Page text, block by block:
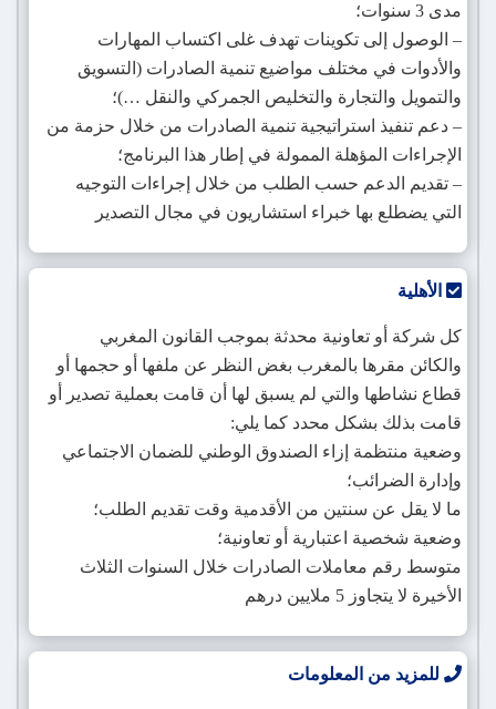
مدى 3 سنوات؛
– الوصول إلى تكوينات تهدف غلى اكتساب المهارات
والأدوات في مختلف مواضيع تنمية الصادرات (التسويق
والتمويل والتجارة والتخليص الجمركي والنقل …)؛
– دعم تنفيذ استراتيجية تنمية الصادرات من خلال حزمة من
الإجراءات المؤهلة الممولة في إطار هذا البرنامج؛
– تقديم الدعم حسب الطلب من خلال إجراءات التوجيه
التي يضطلع بها خبراء استشاريون في مجال التصدير
الأهلية
كل شركة أو تعاونية محدثة بموجب القانون المغربي
والكائن مقرها بالمغرب بغض النظر عن ملفها أو حجمها أو
قطاع نشاطها والتي لم يسبق لها أن قامت بعملية تصدير أو
قامت بذلك بشكل محدد كما يلي:
وضعية منتظمة إزاء الصندوق الوطني للضمان الاجتماعي
وإدارة الضرائب؛
ما لا يقل عن سنتين من الأقدمية وقت تقديم الطلب؛
وضعية شخصية اعتبارية أو تعاونية؛
متوسط رقم معاملات الصادرات خلال السنوات الثلاث
الأخيرة لا يتجاوز 5 ملايين درهم
للمزيد من المعلومات